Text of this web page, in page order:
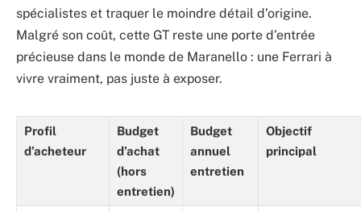
spécialistes et traquer le moindre détail d’origine.
Malgré son coût, cette GT reste une porte d’entrée
précieuse dans le monde de Maranello : une Ferrari à
vivre vraiment, pas juste à exposer.
Profil
d’acheteur
Budget
d’achat
(hors
entretien)
Budget
annuel
entretien
Objectif
principal